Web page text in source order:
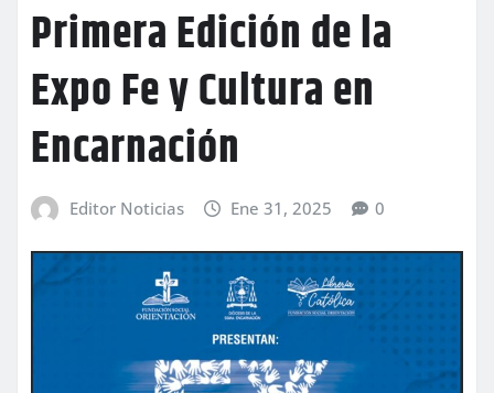
Primera Edición de la
Expo Fe y Cultura en
Encarnación
Editor Noticias Ene 31, 2025 0